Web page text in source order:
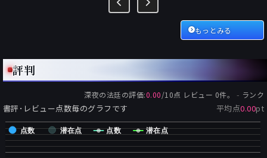
もっとみる
評判
深夜の法廷の評価:0.00/10点 レビュー 0件。 - ランク
書評･レビュー点数毎のグラフです 平均点0.00pt
点数 潜在点 点数 潜在点